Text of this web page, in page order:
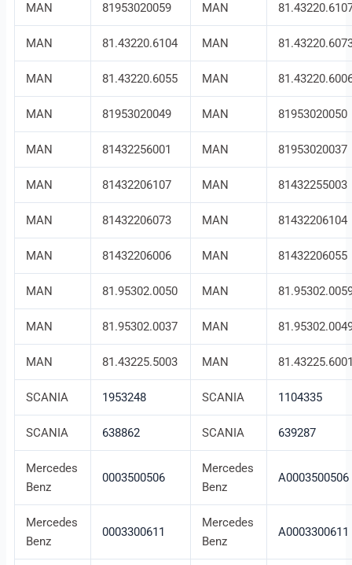
MAN 81953020059 MAN
MAN 81.43220.6104 MAN
MAN 81.43220.6055 MAN
MAN 81953020049 MAN 81953020050
MAN 81432256001 MAN 81953020037
MAN 81432206107 MAN 81432255003
MAN 81432206073 MAN 81432206104
MAN 81432206006 MAN 81432206055
MAN 81.95302.0050 MAN
MAN 81.95302.0037 MAN
MAN 81.43225.5003 MAN
SCANIA 1953248 SCANIA 1104335
SCANIA 638862 SCANIA 639287
Mercedes
Benz
0003500506
Mercedes
Benz
A0003500506
Mercedes
Benz
0003300611
Mercedes
Benz
A0003300611